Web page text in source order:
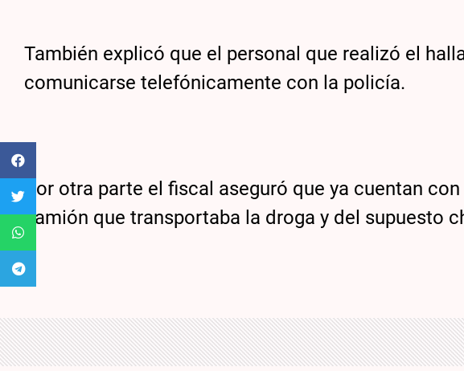
También explicó que el personal que realizó el
comunicarse telefónicamente con la policía.
Por otra parte el fiscal aseguró que ya cuentan
camión que transportaba la droga y del supuesto